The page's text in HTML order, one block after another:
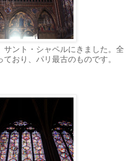
サント・シャペルにきました。全
おり、 パリ最古のものです。